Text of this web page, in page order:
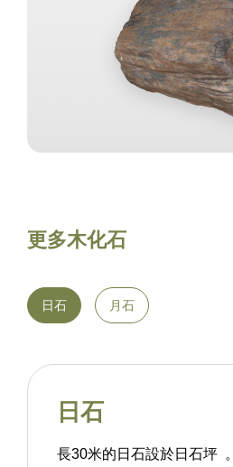
更多木化石
日石 月石
日石
長30米的日石設於日石坪 。